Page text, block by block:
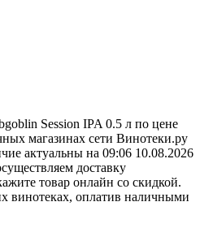
Session IPA 0.5 л по цене
магазинах сети Винотеки.ру
актуальны на 09:06 10.08.2026
доставку
товар онлайн со скидкой.
винотеках, оплатив наличными